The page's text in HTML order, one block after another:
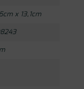
x 13,1cm